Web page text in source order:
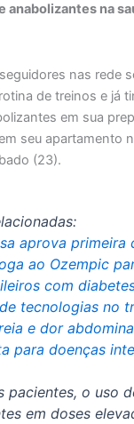
anabolizantes na
nas rede
de treinos e já
em sua
seu apartamento
(23).
aprova primeira
ao Ozempic
com
tecnologias no
e dor
para doenças
pacientes, o uso
em doses